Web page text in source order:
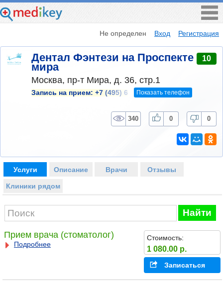
Не определен Вход Регистрация
Дентал Фэнтези на Проспекте
мира
10
Москва, пр-т Мира, д. 36, стр.1
Запись на прием: +7 (495) 6 Показать телефон
340 0 0
Услуги Описание Врачи Отзывы
Клиники рядом
Найти
Прием врача (стоматолог)
Подробнее
Стоимость:
1 080.00 р.
Записаться